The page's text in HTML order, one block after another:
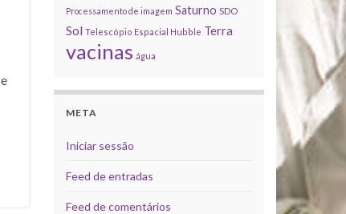
Processamento de imagem Saturno SDO
Sol Telescópio Espacial Hubble Terra
vacinas água
META
Iniciar sessão
Feed de entradas
Feed de comentários